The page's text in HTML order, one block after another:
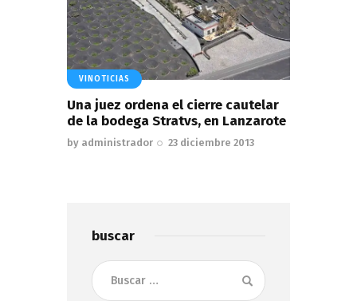
VINOTICIAS
Una juez ordena el cierre cautelar
de la bodega Stratvs, en Lanzarote
by administrador 23 diciembre 2013
buscar
Buscar: